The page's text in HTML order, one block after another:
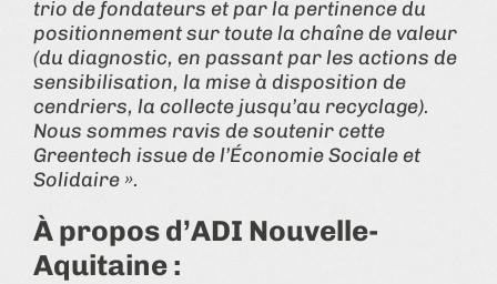
trio de fondateurs et par la pertinence du
positionnement sur toute la chaîne de valeur
(du diagnostic, en passant par les actions de
sensibilisation, la mise à disposition de
cendriers, la collecte jusqu’au recyclage).
Nous sommes ravis de soutenir cette
Greentech issue de l’Économie Sociale et
Solidaire ».
À propos d’ADI Nouvelle-
Aquitaine :